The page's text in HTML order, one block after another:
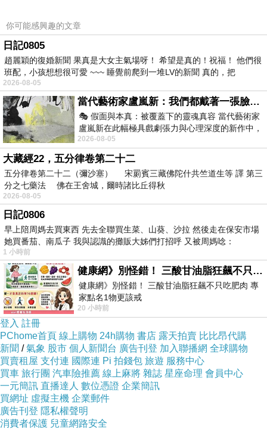
查查你的星座在哪個位置，知道你小時候在哪裡
讀書。
我收集關於你的一切，想記住所有的片段。想在
好老好老的時候，對別人談起你時，可以很幸福
的笑說往事。
暫且收起想搖晃這世界的尖銳爪子。
管他別人說什麼。
Love like you've never been hurt .
不需要太多交談，看你的側臉，也能覺得幸福。
看著總是那樣微笑的你，我又開始笑了。
上一篇：
下一篇：三月的一週
你可能感興趣的文章
日記0805
趙麗穎的復婚新聞 果真是大女主氣場呀！ 希望是真的！祝福！ 他們很
班配，小孩想想很可愛 ~~~ 睡覺前爬到一堆LV的新聞 真的，把
2026-08-05
當代藝術家盧嵐新：我們都戴著一張臉，可真正的自己，總藏在那些被塗抹、被覆蓋的痕跡裡
🎭 假面與本真：被覆蓋下的靈魂真容 當代藝術家
盧嵐新在此幅極具戲劇張力與心理深度的新作中，
運用質感豐富的紙材肌理、墨痕與大膽的
2026-08-05
大藏經22，五分律卷第二十二
五分律卷第二十二（彌沙塞） 宋罽賓三藏佛陀什共竺道生等 譯 第三
分之七藥法 佛在王舍城，爾時諸比丘得秋
2026-08-05
日記0806
早上陪周媽去買東西 先去全聯買生菜、山葵、沙拉 然後走在保安市場
她買番茄、南瓜子 我與認識的攤販大姊們打招呼 又被周媽唸：
1 小時前
健康網》別怪錯！ 三酸甘油脂狂飆不只吃肥肉 專家點名1物更該戒
健康網》別怪錯！ 三酸甘油脂狂飆不只吃肥肉 專
家點名1物更該戒
https://health.ltn.com.tw/article/breakingnews/
20 小時前
登入 註冊
PChome首頁 線上購物 24h購物 書店 露天拍賣 比比昂代購
新聞 /氣象 股市 個人新聞台 廣告刊登 加入聯播網 全球購物
買賣租屋 支付連 國際連 Pi 拍錢包 旅遊 服務中心
買車 旅行團 汽車險推薦 線上麻將 雜誌 星座命理 會員中心
一元簡訊 直播達人 數位憑證 企業簡訊
買網址 虛擬主機 企業郵件
廣告刊登 隱私權聲明
消費者保護 兒童網路安全